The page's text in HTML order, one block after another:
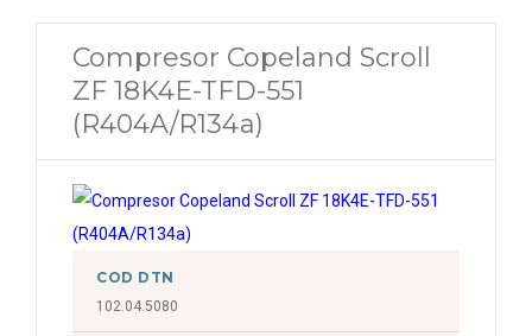
Compresor Copeland Scroll
ZF 18K4E-TFD-551
(R404A/R134a)
COD DTN
102.04.5080